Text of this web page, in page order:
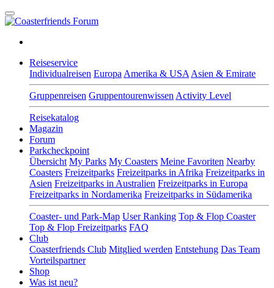
Reiseservice
Individualreisen Europa Amerika & USA Asien & Emirate
Gruppenreisen Gruppentourenwissen Activity Level
Reisekatalog
Magazin
Forum
Parkcheckpoint
Übersicht My Parks My Coasters Meine Favoriten Nearby
Coasters Freizeitparks Freizeitparks in Afrika Freizeitparks in
Asien Freizeitparks in Australien Freizeitparks in Europa
Freizeitparks in Nordamerika Freizeitparks in Südamerika
Coaster- und Park-Map User Ranking Top & Flop Coaster
Top & Flop Freizeitparks FAQ
Club
Coasterfriends Club Mitglied werden Entstehung Das Team
Vorteilspartner
Shop
Was ist neu?